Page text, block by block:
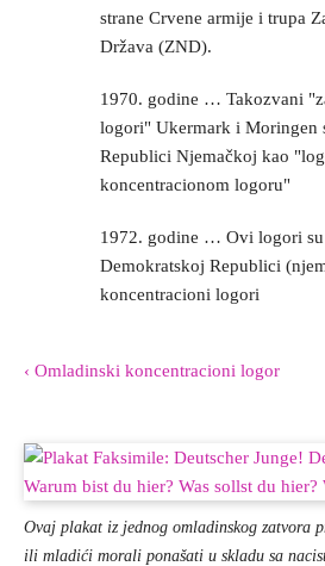
strane Crvene armije i trupa
Država (ZND).
1970. godine … Takozvani
logori" Ukermark i Moringen
Republici Njemačkoj kao
koncentracionom logoru"
1972. godine … Ovi logori
Demokratskoj Republici
koncentracioni logori
‹ Omladinski koncentracioni logor
Ovaj plakat iz jednog omladinskog zatvora
ili mladići morali ponašati u skladu sa